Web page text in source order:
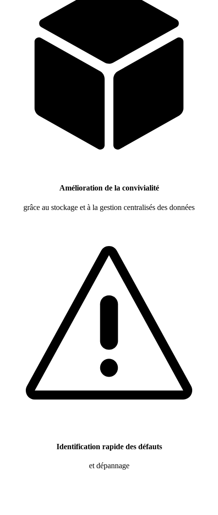
Amélioration de la convivialité
grâce au stockage et à la gestion centralisés des données
Identification rapide des défauts
et dépannage